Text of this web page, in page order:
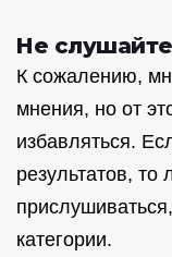
Не
К сожалению,
мнения, но от
избавляться.
результатов,
категории.